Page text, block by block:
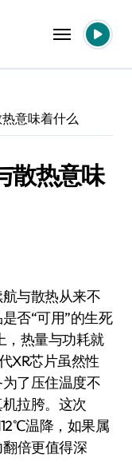
意味着什么
散热意味
否“可用”的生死
，热量与功耗就
XR芯片虽然性
了压住温度不
拉胯。这次
温降，如果属
倍更值得深